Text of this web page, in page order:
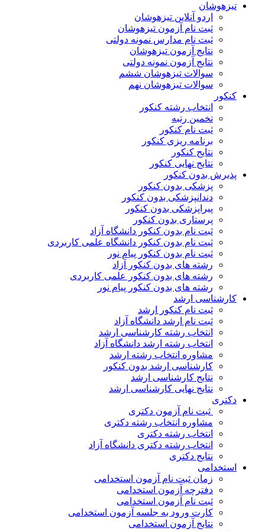
اردو آنلاین تیزهوشان
ثبت نام آزمون تیزهوشان
ثبت نام مدارس نمونه دولتی
نتایج آزمون تیزهوشان
نتایج آزمون نمونه دولتی
سوالات تیزهوشان ششم
سوالات تیزهوشان نهم
انتخاب رشته کنکور
تخمین رتبه
ثبت نام کنکور
برنامه ریزی کنکور
نتایج کنکور
نتایج نهایی کنکور
بدون کنکور
پزشکی بدون کنکور
دندانپزشکی بدون کنکور
پیراپزشکی بدون کنکور
پرستاری بدون کنکور
ثبت نام بدون کنکور دانشگاه آزاد
ثبت نام بدون کنکور دانشگاه علمی کاربردی
ثبت نام بدون کنکور پیام نور
رشته های بدون کنکور آزاد
رشته های بدون کنکور علمی کاربردی
رشته های بدون کنکور پیام نور
ارشد
ثبت نام کنکور ارشد
ثبت نام ارشد دانشگاه آزاد
انتخاب رشته کارشناسی ارشد
انتخاب رشته ارشد دانشگاه آزاد
مشاوره انتخاب رشته ارشد
کارشناسی ارشد بدون کنکور
نتایج کارشناسی ارشد
نتایج نهایی کارشناسی ارشد
ثبت نام آزمون دکتری
مشاوره انتخاب رشته دکتری
انتخاب رشته دکتری
انتخاب رشته دکتری دانشگاه آزاد
نتایج دکتری
زمان ثبت نام آزمون استخدامی
دفترچه آزمون استخدامی
ثبت نام آزمون استخدامی
کارت ورود به جلسه آزمون استخدامی
نتایج آزمون استخدامی